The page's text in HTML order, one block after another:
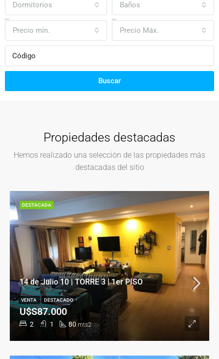
Dormitorios Baños
Precio mín. Precio Máx.
Buscar
Propiedades destacadas
Hemos realizado una selección de las propiedades más
destacadas del sitio
14 de Julio 10 | TORRE 3 | 1er PISO
2 1 80 mts2
U$S87.000
VENTA DESTACADO
DESTACADA